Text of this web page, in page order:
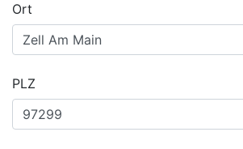
Ort
PLZ